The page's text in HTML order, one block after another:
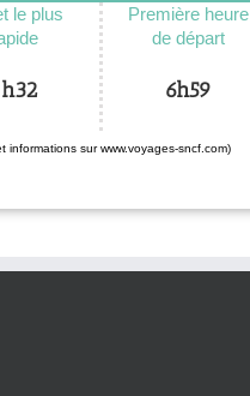
le plus
Première heure
de départ
6h59
sur www.voyages-sncf.com)